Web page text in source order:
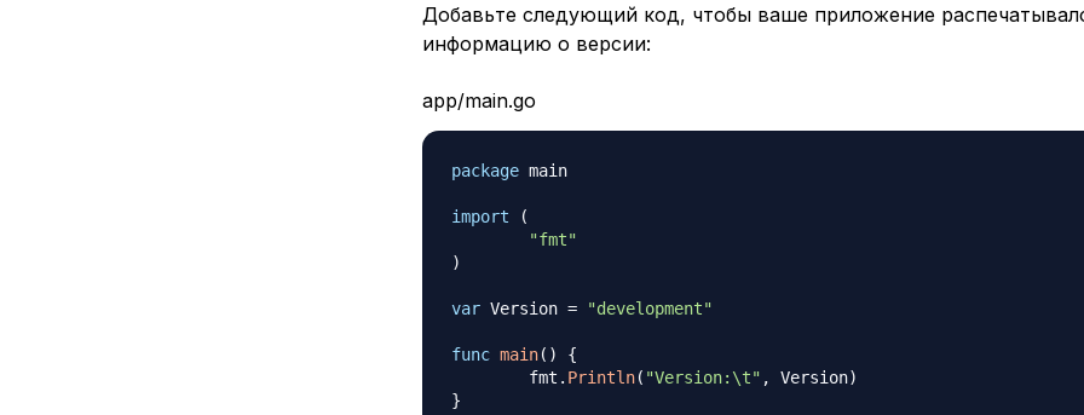
Добавьте следующий код, чтобы ваше приложение
информацию о версии:
app/main.go
package main
import
(
"fmt"
)
var Version = "development"
func main( )
{
	fmt
. Println( "Version:\t" , Version)
}